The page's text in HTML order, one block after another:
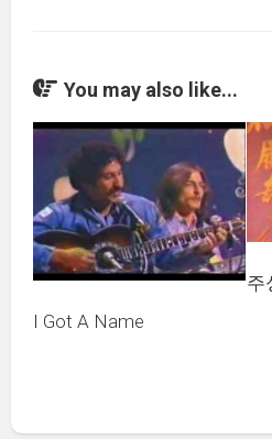
You may also like...
I Got A Name
주